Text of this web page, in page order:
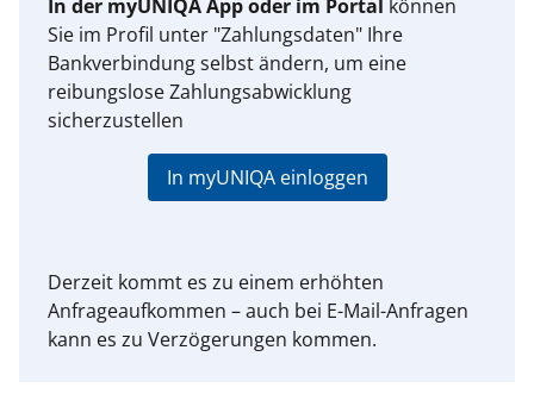
In der myUNIQA App oder im Portal können
Sie im Profil unter "Zahlungsdaten" Ihre
Bankverbindung selbst ändern, um eine
reibungslose Zahlungsabwicklung
sicherzustellen
In myUNIQA einloggen
Derzeit kommt es zu einem erhöhten
Anfrageaufkommen – auch bei E-Mail-Anfragen
kann es zu Verzögerungen kommen.